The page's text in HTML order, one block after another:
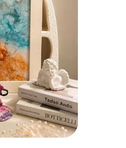
論，當關係卡住的
其他更可能讓彼此
」的角度出發，讓
轉化為溫和連結。
中糾結難熬？
家長
練
量。
好成為父母了嗎？
的必然，轉變為自
著更多準備與思
孕期間的各種挑
與伴侶關係。
關係」與「社會文
自身對生育的想
瞭解。同時從「安